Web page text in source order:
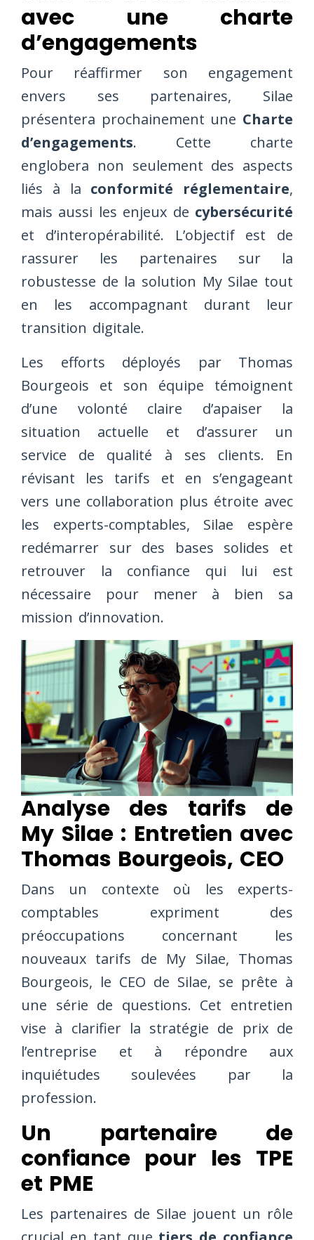
avec une charte
d’engagements
Pour réaffirmer son engagement
envers ses partenaires, Silae
présentera prochainement une Charte
d’engagements. Cette charte
englobera non seulement des aspects
liés à la conformité réglementaire,
mais aussi les enjeux de cybersécurité
et d’interopérabilité. L’objectif est de
rassurer les partenaires sur la
robustesse de la solution My Silae tout
en les accompagnant durant leur
transition digitale.
Les efforts déployés par Thomas
Bourgeois et son équipe témoignent
d’une volonté claire d’apaiser la
situation actuelle et d’assurer un
service de qualité à ses clients. En
révisant les tarifs et en s’engageant
vers une collaboration plus étroite avec
les experts-comptables, Silae espère
redémarrer sur des bases solides et
retrouver la confiance qui lui est
nécessaire pour mener à bien sa
mission d’innovation.
Analyse des tarifs de
My Silae : Entretien avec
Thomas Bourgeois, CEO
Dans un contexte où les experts-
comptables expriment des
préoccupations concernant les
nouveaux tarifs de My Silae, Thomas
Bourgeois, le CEO de Silae, se prête à
une série de questions. Cet entretien
vise à clarifier la stratégie de prix de
l’entreprise et à répondre aux
inquiétudes soulevées par la
profession.
Un partenaire de
confiance pour les TPE
et PME
Les partenaires de Silae jouent un rôle